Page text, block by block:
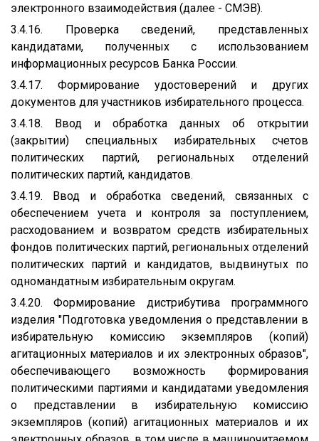
электронного взаимодействия (далее - СМЭВ).
3.4.16. Проверка сведений, представленных
кандидатами, полученных с использованием
информационных ресурсов Банка России.
3.4.17. Формирование удостоверений и других
документов для участников избирательного процесса.
3.4.18. Ввод и обработка данных об открытии
(закрытии) специальных избирательных счетов
политических партий, региональных отделений
политических партий, кандидатов.
3.4.19. Ввод и обработка сведений, связанных с
обеспечением учета и контроля за поступлением,
расходованием и возвратом средств избирательных
фондов политических партий, региональных отделений
политических партий и кандидатов, выдвинутых по
одномандатным избирательным округам.
3.4.20. Формирование дистрибутива программного
изделия "Подготовка уведомления о представлении в
избирательную комиссию экземпляров (копий)
агитационных материалов и их электронных образов",
обеспечивающего возможность формирования
политическими партиями и кандидатами уведомления
о представлении в избирательную комиссию
экземпляров (копий) агитационных материалов и их